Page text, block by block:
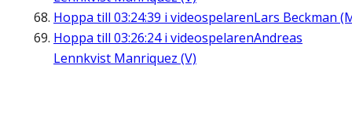
Hoppa till 03:24:39 i videospelarenLars Beckman
Hoppa till 03:26:24i videospelarenAndreas
Lennkvist Manriquez (V)